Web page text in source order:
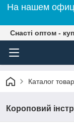
На нашем
Снасті оптом -
Каталог
Короповий